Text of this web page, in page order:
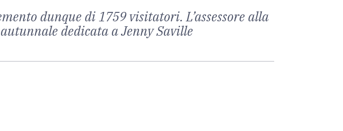
dunque di 1759 visitatori. L’assessore alla
dedicata a Jenny Saville